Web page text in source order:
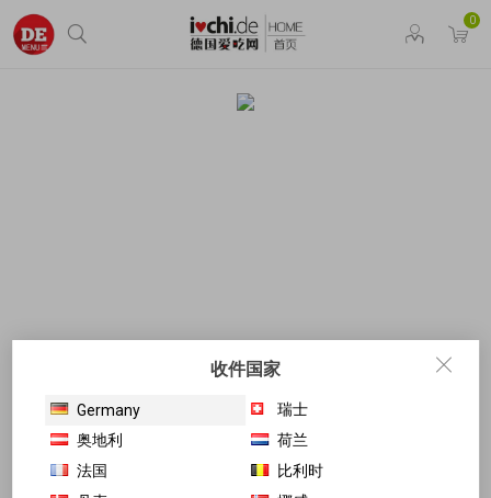
0
收件国家
Germany
瑞士
奥地利
荷兰
法国
比利时